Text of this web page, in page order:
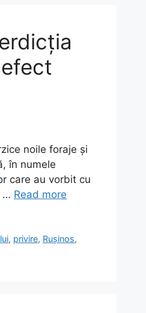
noile foraje și
în numele
care au vorbit cu
… Read more
, privire, Rușinos,